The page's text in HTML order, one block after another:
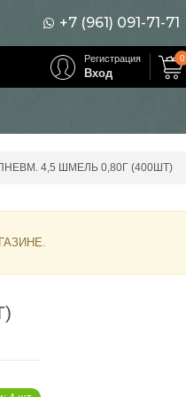
+7 (961) 091-71-71
0
Регистрация
Вход
4,5 ШМЕЛЬ 0,80Г (400ШТ)
.